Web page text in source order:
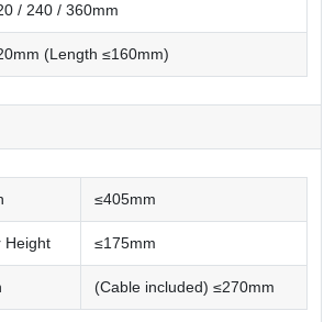
/ 240 / 360mm
(Length ≤160mm)
≤405mm
Height ≤175mm
(Cable included) ≤270mm